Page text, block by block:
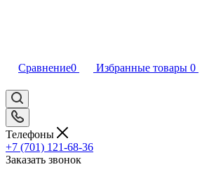
Сравнение0 Избранные товары 0
Телефоны
+7 (701) 121-68-36
Заказать звонок